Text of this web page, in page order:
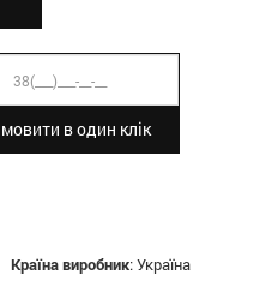
в один клік
Країна виробник:Україна